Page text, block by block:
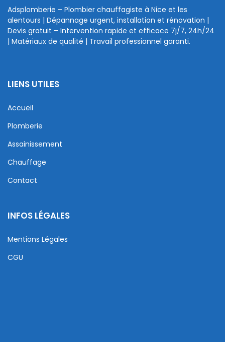
Adsplomberie – Plombier chauffagiste à Nice et les
alentours | Dépannage urgent, installation et rénovation |
Devis gratuit – Intervention rapide et efficace 7j/7, 24h/24
| Matériaux de qualité | Travail professionnel garanti.
LIENS UTILES
Accueil
Plomberie
Assainissement
Chauffage
Contact
INFOS LÉGALES
Mentions Légales
CGU